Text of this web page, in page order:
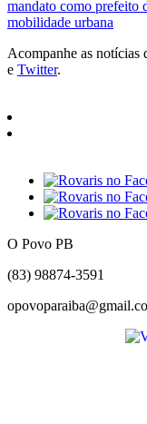
mandato como prefeito
mobilidade urbana
Acompanhe as notícias
e Twitter.
O Povo PB
(83) 98874-3591